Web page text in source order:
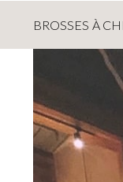
BROSSES À